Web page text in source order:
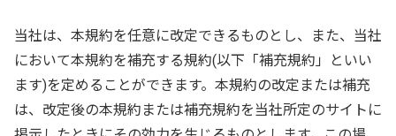
当社は、本規約を任意に改定できるものとし、また、当社
において本規約を補充する規約(以下「補充規約」といい
ます)を定めることができます。本規約の改定または補充
は、改定後の本規約または補充規約を当社所定のサイトに